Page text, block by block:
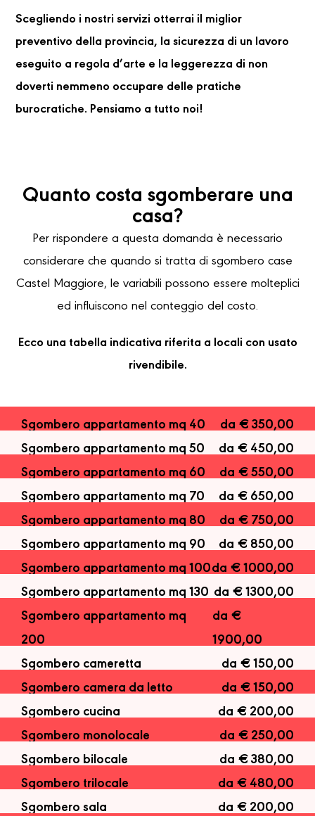
Scegliendo i nostri servizi otterrai il miglior
preventivo della provincia, la sicurezza di un lavoro
eseguito a regola d’arte e la leggerezza di non
doverti nemmeno occupare delle pratiche
burocratiche. Pensiamo a tutto noi!
Quanto costa sgomberare una
casa?
Per rispondere a questa domanda è necessario
considerare che quando si tratta di sgombero case
Castel Maggiore, le variabili possono essere molteplici
ed influiscono nel conteggio del costo.
Ecco una tabella indicativa riferita a locali con usato
rivendibile.
Sgombero appartamento mq 40
da € 350,00
Sgombero appartamento mq 50
da € 450,00
Sgombero appartamento mq 60
da € 550,00
Sgombero appartamento mq 70
da € 650,00
Sgombero appartamento mq 80
da € 750,00
Sgombero appartamento mq 90
da € 850,00
Sgombero appartamento mq 100da € 1000,00
Sgombero appartamento mq 130 da € 1300,00
Sgombero appartamento mq
200
da €
1900,00
Sgombero cameretta
da € 150,00
Sgombero camera da letto
da € 150,00
Sgombero cucina
da € 200,00
Sgombero monolocale
da € 250,00
Sgombero bilocale
da € 380,00
Sgombero trilocale
da € 480,00
Sgombero sala
da € 200,00